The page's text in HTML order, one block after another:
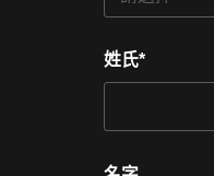
姓氏*